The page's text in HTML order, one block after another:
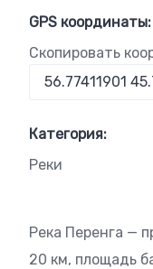
GPS координаты:
Скопировать
Категория:
Реки
Река Перенга —
20 км, площадь